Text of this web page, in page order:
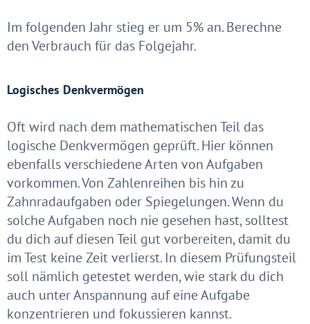
Im folgenden Jahr stieg er um 5% an. Berechne
den Verbrauch für das Folgejahr.
Logisches Denkvermögen
Oft wird nach dem mathematischen Teil das
logische Denkvermögen geprüft. Hier können
ebenfalls verschiedene Arten von Aufgaben
vorkommen. Von Zahlenreihen bis hin zu
Zahnradaufgaben oder Spiegelungen. Wenn du
solche Aufgaben noch nie gesehen hast, solltest
du dich auf diesen Teil gut vorbereiten, damit du
im Test keine Zeit verlierst. In diesem Prüfungsteil
soll nämlich getestet werden, wie stark du dich
auch unter Anspannung auf eine Aufgabe
konzentrieren und fokussieren kannst.